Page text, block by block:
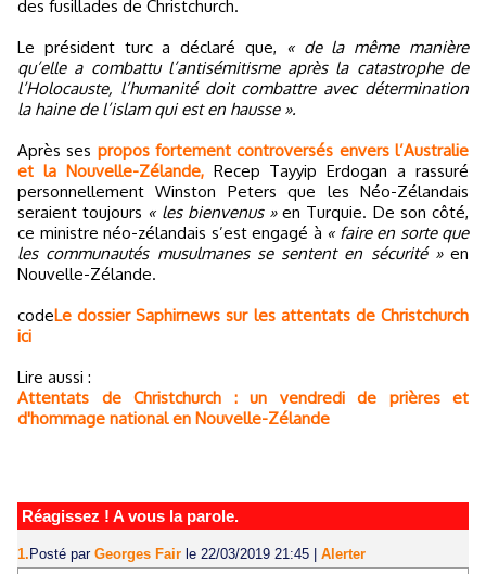
des fusillades de Christchurch.
Le président turc a déclaré que,
« de la même manière
qu’elle a combattu l’antisémitisme après la catastrophe de
l’Holocauste, l’humanité doit combattre avec détermination
la haine de l’islam qui est en hausse ».
Après ses propos fortement controversés envers l’Australie
et la Nouvelle-Zélande,Recep Tayyip Erdogan a rassuré
personnellement Winston Peters que les Néo-Zélandais
seraient toujours « les bienvenus »en Turquie. De son côté,
ce ministre néo-zélandais s’est engagé à « faire en sorte que
les communautés musulmanes se sentent en sécurité »en
Nouvelle-Zélande.
codeLe dossier Saphirnews sur les attentats de Christchurch
ici
Lire aussi :
Attentats de Christchurch : un vendredi de prières et
d'hommage national en Nouvelle-Zélande
Réagissez ! A vous la parole.
1. Posté par Georges Fair le 22/03/2019 21:45
Alerter